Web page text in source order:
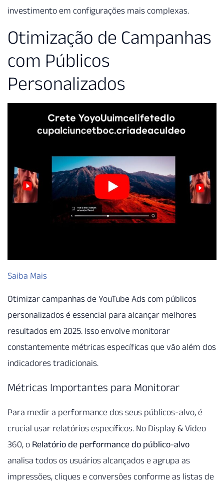
investimento em configurações mais complexas.
Otimização de Campanhas
com Públicos
Personalizados
Saiba Mais
Otimizar campanhas de YouTube Ads com públicos
personalizados é essencial para alcançar melhores
resultados em 2025. Isso envolve monitorar
constantemente métricas específicas que vão além dos
indicadores tradicionais.
Métricas Importantes para Monitorar
Para medir a performance dos seus públicos-alvo, é
crucial usar relatórios específicos. No Display & Video
360, o Relatório de performance do público-alvo
analisa todos os usuários alcançados e agrupa as
impressões, cliques e conversões conforme as listas de